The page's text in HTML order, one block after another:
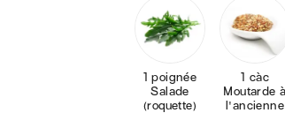
1 poignée
Salade
(roquette)
1 càc
Moutarde à
l'ancienne